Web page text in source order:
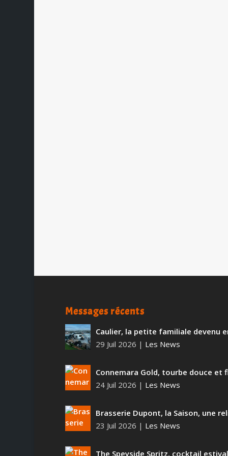
Messages récents
Caulier, la petite familiale devenu
29 Juil 2026 | Les News
Connemara Gold, tourbe douce et
24 Juil 2026 | Les News
Brasserie Dupont, la Saison, une
23 Juil 2026 | Les News
The Speyside Spritz, cocktail